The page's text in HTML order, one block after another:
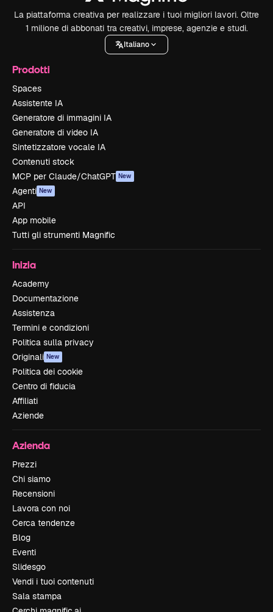
La piattaforma creativa per realizzare i tuoi migliori lavori. Oltre
1 milione di abbonati tra creativi, imprese, agenzie e studi.
Italiano
Prodotti
Spaces
Assistente IA
Generatore di immagini IA
Generatore di video IA
Sintetizzatore vocale IA
Contenuti stock
MCP per Claude/ChatGPT New
Agenti New
API
App mobile
Tutti gli strumenti Magnific
Inizia
Academy
Documentazione
Assistenza
Termini e condizioni
Politica sulla privacy
Originali New
Politica dei cookie
Centro di fiducia
Affiliati
Aziende
Azienda
Prezzi
Chi siamo
Recensioni
Lavora con noi
Cerca tendenze
Blog
Eventi
Slidesgo
Vendi i tuoi contenuti
Sala stampa